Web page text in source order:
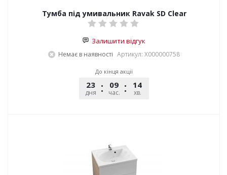
Тумба під умивальник Ravak SD Clear
Залишити відгук
Немає в наявності Артикул: X000000758
До кінця акції
23
дня
09
час.
14
хв.